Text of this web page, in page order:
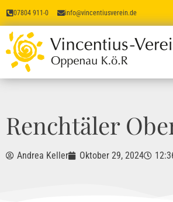
07804 911-0 info@vincentiusverein.de
Renchtäler
Andrea Keller Oktober 29, 2024